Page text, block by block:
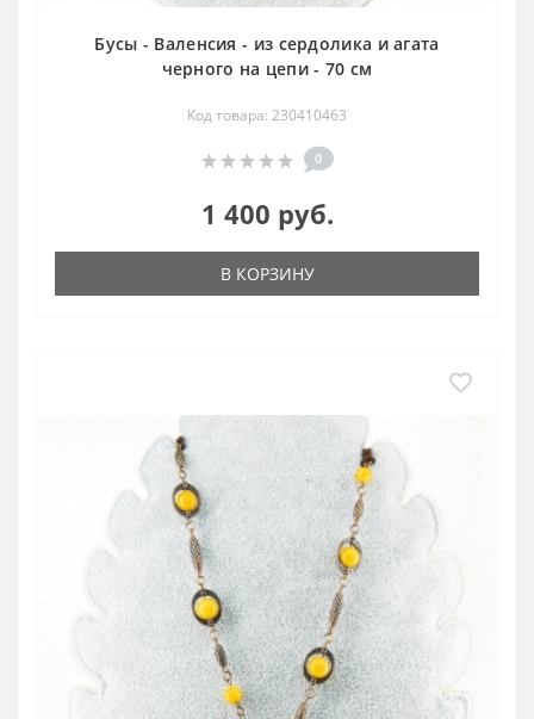
Бусы - Валенсия - из сердолика и агата
черного на цепи - 70 см
Код товара: 230410463
0
1 400 руб.
В КОРЗИНУ